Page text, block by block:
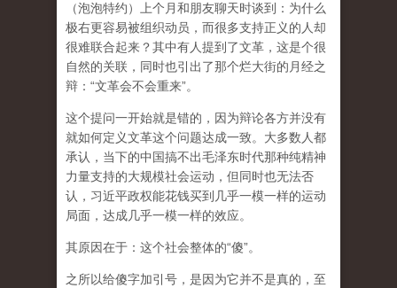
（泡泡特约）
上个月和朋友聊天时谈到：为什么
极右更容易被组织动员，而很多支持正义的人却
很难联合起来？其中有人提到了文革，这是个很
自然的关联，同时也引出了那个烂大街的月经之
辩：“文革会不会重来”。
这个提问一开始就是错的，因为辩论各方并没有
就如何定义文革这个问题达成一致。大多数人都
承认，当下的中国搞不出毛泽东时代那种纯精神
力量支持的大规模社会运动，但同时也无法否
认，习近平政权能花钱买到几乎一模一样的运动
局面，达成几乎一模一样的效应。
其原因在于：这个社会整体的“傻”。
之所以给傻字加引号，是因为它并不是真的，至